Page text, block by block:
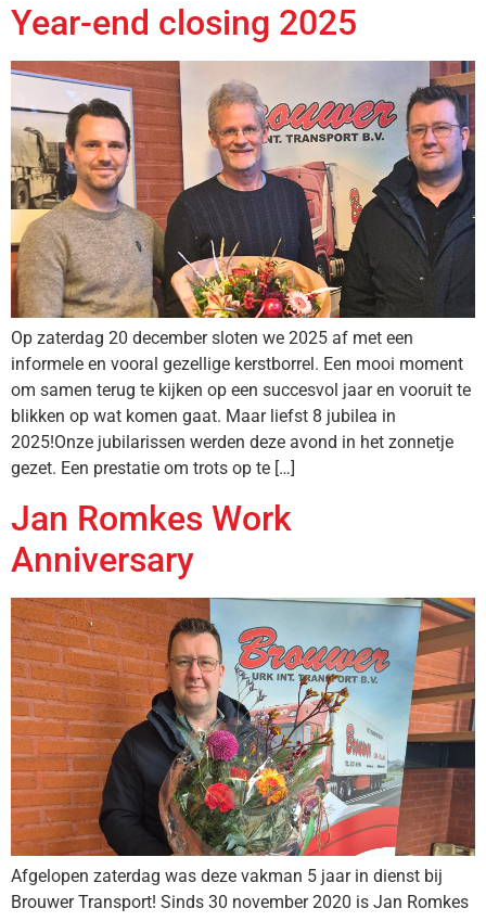
Year-end closing 2025
Op zaterdag 20 december sloten we 2025 af met een
informele en vooral gezellige kerstborrel. Een mooi moment
om samen terug te kijken op een succesvol jaar en vooruit te
blikken op wat komen gaat. Maar liefst 8 jubilea in
2025!Onze jubilarissen werden deze avond in het zonnetje
gezet. Een prestatie om trots op te […]
Jan Romkes Work
Anniversary
Afgelopen zaterdag was deze vakman 5 jaar in dienst bij
Brouwer Transport! Sinds 30 november 2020 is Jan Romkes